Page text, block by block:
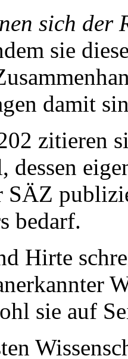
sich der
sie
damit
zitieren
dessen
SÄZ
bedarf.
Hirte
sie auf